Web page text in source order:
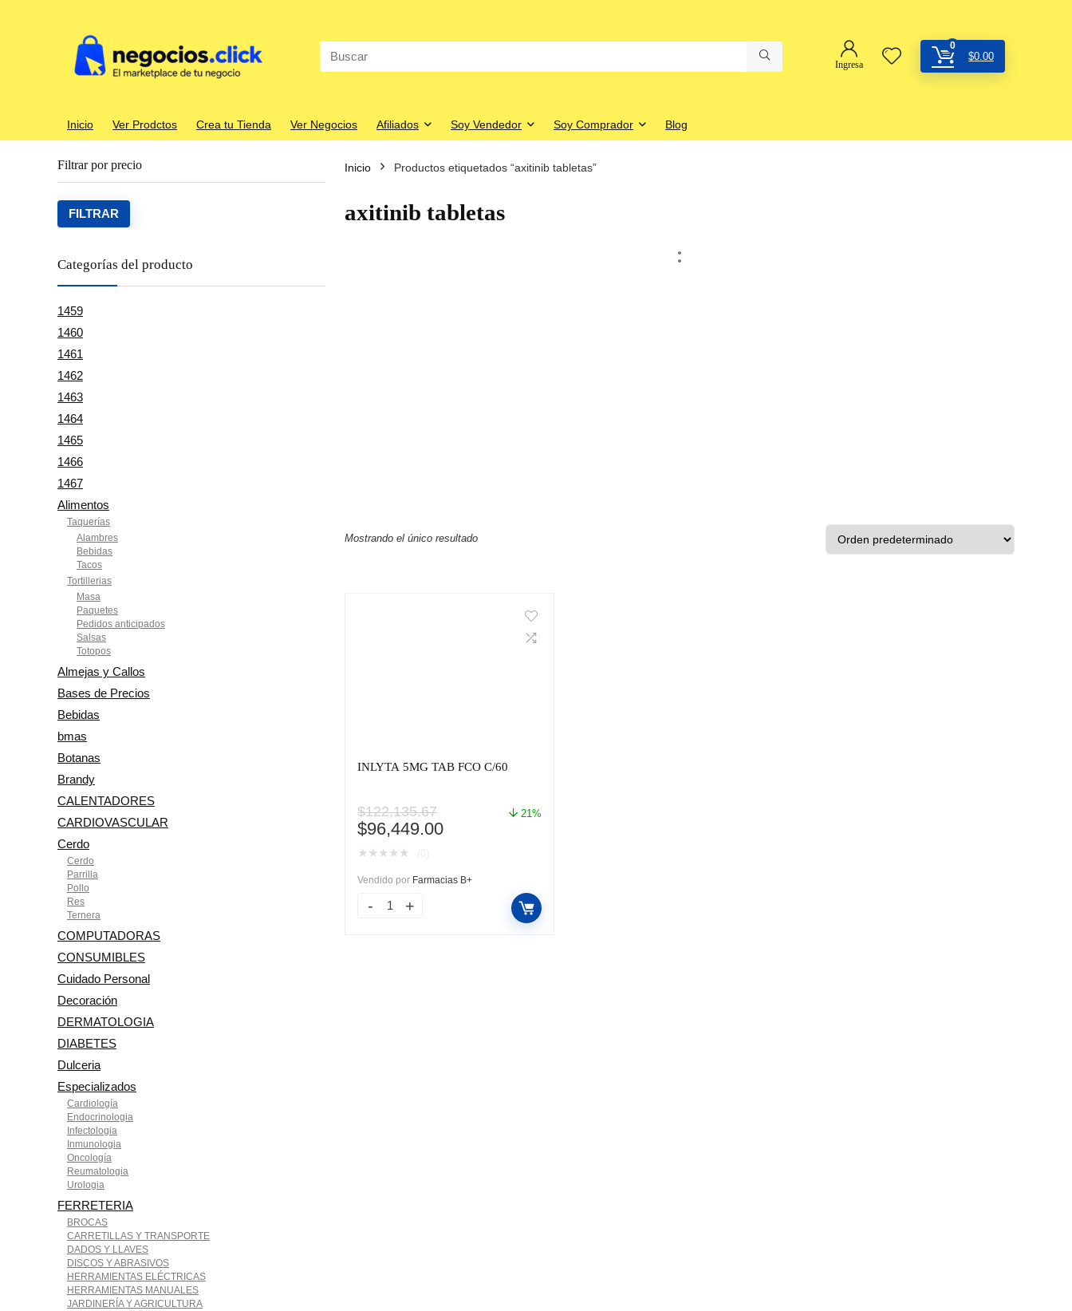
Search
for:
Ingresa
0
$0.00
Inicio Ver Prodctos Crea tu Tienda Ver Negocios Afiliados Soy Vendedor Soy Comprador Blog
Filtrar por precio
Precio
Precio
FILTRAR
Categorías del producto
1459
1460
1461
1462
1463
1464
1465
1466
1467
Alimentos
Taquerías
Alambres
Bebidas
Tacos
Tortillerias
Masa
Paquetes
Pedidos anticipados
Salsas
Totopos
Almejas y Callos
Bases de Precios
Bebidas
bmas
Botanas
Brandy
CALENTADORES
CARDIOVASCULAR
Cerdo
Cerdo
Parrilla
Pollo
Res
Ternera
COMPUTADORAS
CONSUMIBLES
Cuidado Personal
Decoración
DERMATOLOGIA
DIABETES
Dulceria
Especializados
Cardiología
Endocrinologia
Infectologia
Inmunologia
Oncología
Reumatologia
Urologia
FERRETERIA
BROCAS
CARRETILLAS Y TRANSPORTE
DADOS Y LLAVES
DISCOS Y ABRASIVOS
HERRAMIENTAS ELÉCTRICAS
HERRAMIENTAS MANUALES
JARDINERÍA Y AGRICULTURA
Inicio Productos etiquetados “axitinib tabletas”
axitinib tabletas
Mostrando el único resultado
INLYTA 5MG TAB FCO C/60
$122,135.67
El
precio
original
era:
$122,135.67.
$96,449.00El
es:
$96,449.00.
21%
★ ★ ★ ★ ★
Vendido por Farmacias B+
INLYTA